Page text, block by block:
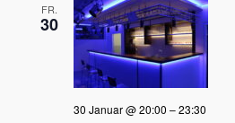
FR.
30
30 Januar @ 20:00 –23:30